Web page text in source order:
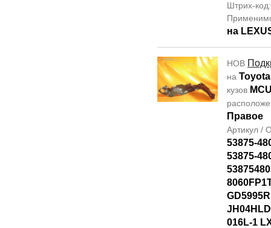
Штрих-
на
НОВ
на
кузов
Правое
Артикул /
53875-
53875-
GD5995R
016L-1